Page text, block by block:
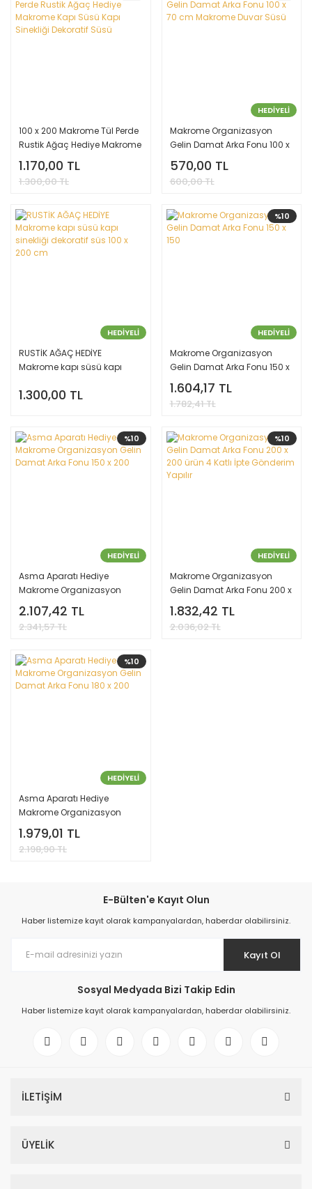
100 x 200 Makrome Tül Perde
Rustik Ağaç Hediye Makrome
Kapı Süsü Kapı Sinekliği
Dekoratif Süsü
1.170,00 TL
1.300,00 TL
HEDİYELİ
Makrome Organizasyon
Gelin Damat Arka Fonu 100 x
70 cm Makrome Duvar Süsü
570,00 TL
600,00 TL
HEDİYELİ
RUSTİK AĞAÇ HEDİYE
Makrome kapı süsü kapı
200 cm
1.300,00 TL
%10
HEDİYELİ
Makrome Organizasyon
Gelin Damat Arka Fonu 150 x
150
1.604,17 TL
1.782,41 TL
%10
HEDİYELİ
Asma Aparatı Hediye
Makrome Organizasyon
Gelin Damat Arka Fonu 150 x
200
2.107,42 TL
2.341,57 TL
%10
HEDİYELİ
Makrome Organizasyon
Gelin Damat Arka Fonu 200 x
200 ürün 4 Katlı İpte
Gönderim Yapılır
1.832,42 TL
2.036,02 TL
%10
HEDİYELİ
Asma Aparatı Hediye
Makrome Organizasyon
Gelin Damat Arka Fonu 180 x
200
1.979,01 TL
2.198,90 TL
E-Bülten'e Kayıt Olun
Haber listemize kayıt olarak kampanyalardan, haberdar olabilirsiniz.
Kayıt Ol
Sosyal Medyada Bizi Takip Edin
Haber listemize kayıt olarak kampanyalardan, haberdar olabilirsiniz.
İLETİŞİM
ÜYELİK